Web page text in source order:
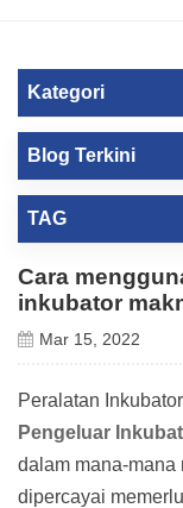
Kategori
Blog Terkini
TAG
Cara
inkubator
Mar 15, 2022
Peralatan
Pengeluar
dalam mana-mana
dipercayai